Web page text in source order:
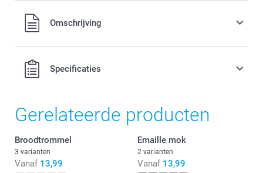
Alle prijzen zijn in EURO (€) inclusief BTW en exclusief
verzendkosten.Omschrijving
Specificaties
Gerelateerde producten
Broodtrommel
3 varianten
Vanaf 13,99
Emaille mok
2 varianten
Vanaf 13,99